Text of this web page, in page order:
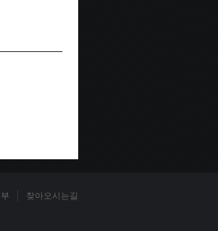
찾아오시는길